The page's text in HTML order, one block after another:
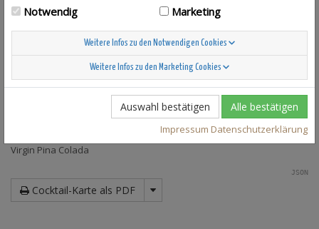
Cinderella
Holy Bartender
Ipanema
Orgasmus Shot
Virgin Pina Colada
JSON
Cocktail-Karte als PDF
Notwendig
Marketing
Weitere Infos zu den Notwendigen Cookies
Weitere Infos zu den Marketing Cookies
Auswahl bestätigen Alle bestätigen
Impressum Datenschutzerklärung